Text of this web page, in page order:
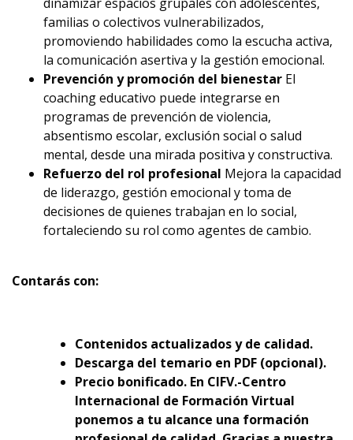
familias o colectivos vulnerabilizados,
promoviendo habilidades como la escucha activa,
la comunicación asertiva y la gestión emocional.
Prevención y promoción del bienestar El
coaching educativo puede integrarse en
programas de prevención de violencia,
absentismo escolar, exclusión social o salud
mental, desde una mirada positiva y constructiva.
Refuerzo del rol profesional Mejora la capacidad
de liderazgo, gestión emocional y toma de
decisiones de quienes trabajan en lo social,
fortaleciendo su rol como agentes de cambio.
Contarás con:
Contenidos actualizados y de calidad.
Descarga del temario en PDF (opcional).
Precio bonificado. En CIFV.-Centro
Internacional de Formación Virtual
ponemos a tu alcance una formación